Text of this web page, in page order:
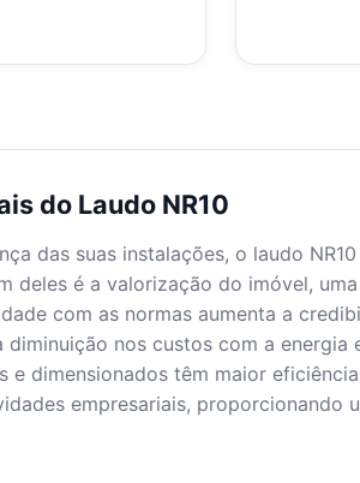
do Laudo NR10
das suas instalações, o laudo
deles é a valorização do imóvel,
com as normas aumenta a
diminuição nos custos com a energia
e dimensionados têm maior
empresariais, proporcionando